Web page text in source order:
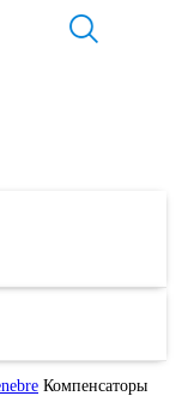
Компенсаторы